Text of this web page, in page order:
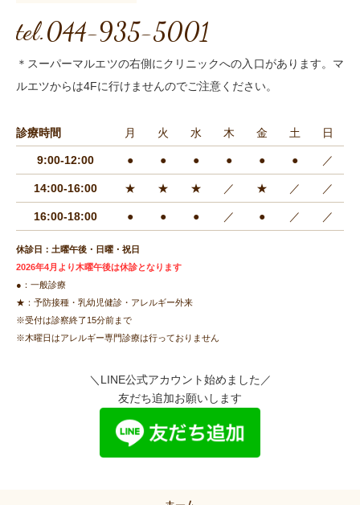
tel.044-935-5001
＊スーパーマルエツの右側にクリニックへの入口があります。マ
ルエツからは4Fに行けませんのでご注意ください。
診療時間 月 火 水 木 金 土 日
9:00-12:00 ● ● ● ● ● ● ／
14:00-16:00 ★ ★ ★ ／ ★ ／ ／
16:00-18:00 ● ● ● ／ ● ／ ／
休診日：土曜午後・日曜・祝日
2026年4月より木曜午後は休診となります
●：一般診療
★：予防接種・乳幼児健診・アレルギー外来
※受付は診察終了15分前まで
※木曜日はアレルギー専門診療は行っておりません
＼LINE公式アカウント始めました／
友だち追加お願いします